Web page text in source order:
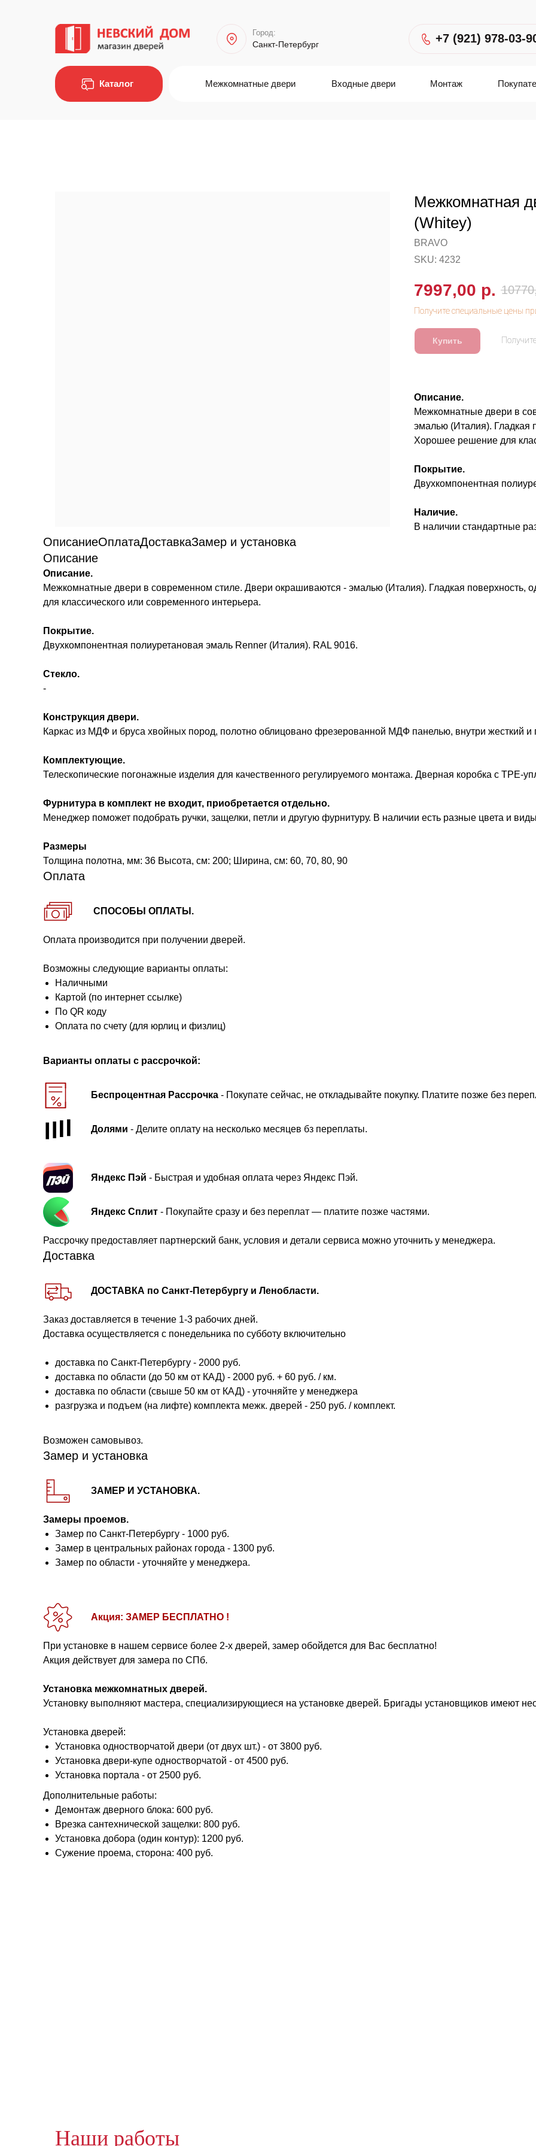
Город:
Санкт-Петербург +7 (921) 978-03-
Каталог Монтаж
Входные двери
Межкомнатные двери
Межкомнатная
(Whitey)
BRAVO
SKU: 4232
7997,00 р.
Купить
Описание.
Межкомнатные двери в
эмалью (Италия). Гладкая
Хорошее решение для
Покрытие.
Двухкомпонентная
Наличие.
В наличии стандартные
ОписаниеОплатаДоставкаЗамер и установка
Описание
Описание.
Межкомнатные двери в современном стиле. Двери окрашиваются - эмалью (Италия). Гладкая поверхность,
для классического или современного интерьера.
Покрытие.
Двухкомпонентная полиуретановая эмаль Renner (Италия). RAL 9016.
Стекло.
-
Конструкция двери.
Каркас из МДФ и бруса хвойных пород, полотно облицовано фрезерованной МДФ панелью, внутри жесткий и
Комплектующие.
Телескопические погонажные изделия для качественного регулируемого монтажа. Дверная коробка с TPE-
Фурнитура в комплект не входит, приобретается отдельно.
Менеджер поможет подобрать ручки, защелки, петли и другую фурнитуру. В наличии есть разные цвета и
Размеры
Толщина полотна, мм: 36 Высота, см: 200; Ширина, см: 60, 70, 80, 90
Оплата
СПОСОБЫ ОПЛАТЫ.
Оплата производится при получении дверей.
Возможны следующие варианты оплаты:
Наличными
Картой (по интернет ссылке)
По QR коду
Оплата по счету (для юрлиц и физлиц)
Варианты оплаты с рассрочкой:
Беспроцентная Рассрочка - Покупате сейчас, не откладывайте покупку. Платите позже без
Долями - Делите оплату на несколько месяцев бз переплаты.
Яндекс Пэй - Быстрая и удобная оплата через Яндекс Пэй.
Яндекс Сплит - Покупайте сразу и без переплат — платите позже частями.
Рассрочку предоставляет партнерский банк, условия и детали сервиса можно уточнить у менеджера.
Доставка
ДОСТАВКА по Санкт-Петербургу и Ленобласти.
Заказ доставляется в течение 1-3 рабочих дней.
Доставка осуществляется с понедельника по субботу включительно
доставка по Санкт-Петербургу - 2000 руб.
доставка по области (до 50 км от КАД) - 2000 руб. + 60 руб. / км.
доставка по области (свыше 50 км от КАД) - уточняйте у менеджера
разгрузка и подъем (на лифте) комплекта межк. дверей - 250 руб. / комплект.
Возможен самовывоз.
Замер и установка
ЗАМЕР И УСТАНОВКА.
Замеры проемов.
Замер по Санкт-Петербургу - 1000 руб.
Замер в центральных районах города - 1300 руб.
Замер по области - уточняйте у менеджера.
Акция: ЗАМЕР БЕСПЛАТНО !
При установке в нашем сервисе более 2-х дверей, замер обойдется для Вас бесплатно!
Акция действует для замера по СПб.
Установка межкомнатных дверей.
Установку выполняют мастера, специализирующиеся на установке дверей. Бригады установщиков имеют
Установка дверей:
Установка одностворчатой двери (от двух шт.) - от 3800 руб.
Установка двери-купе одностворчатой - от 4500 руб.
Установка портала - от 2500 руб.
Дополнительные работы:
Демонтаж дверного блока: 600 руб.
Врезка сантехнической защелки: 800 руб.
Установка добора (один контур): 1200 руб.
Сужение проема, сторона: 400 руб.
Наши работы